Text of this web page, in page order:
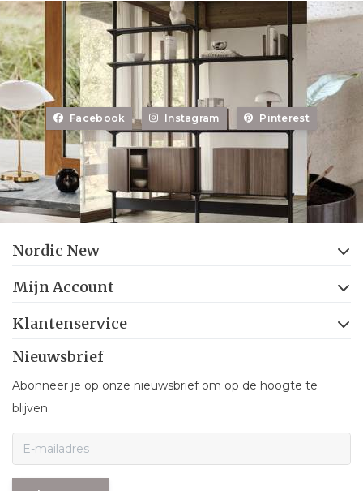
Facebook Instagram Pinterest
Nordic New
Mijn Account
Klantenservice
Nieuwsbrief
Abonneer je op onze nieuwsbrief om op de hoogte te
blijven.